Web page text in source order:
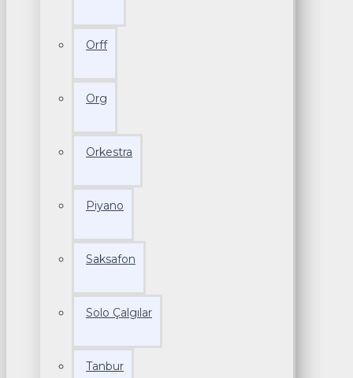
Orff
Org
Orkestra
Piyano
Saksafon
Solo Çalgılar
Tanbur